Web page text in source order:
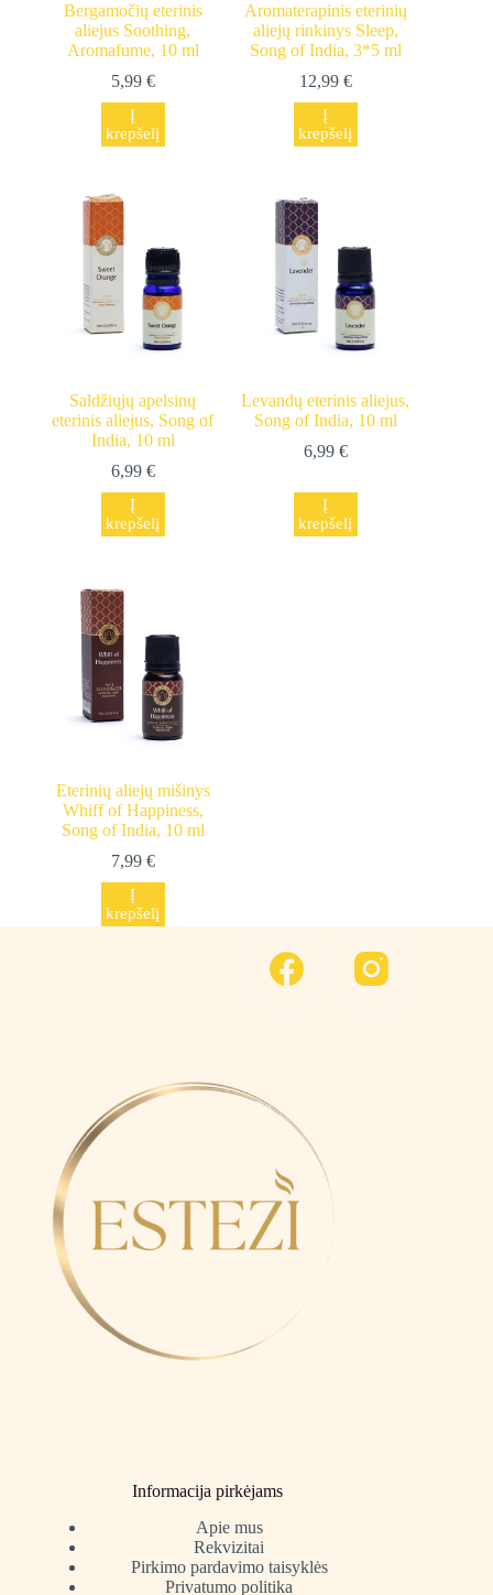
Bergamočių eterinis
aliejus Soothing,
Aromafume, 10 ml
5,99 €
Į
krepšelį
Aromaterapinis eterinių
aliejų rinkinys Sleep,
Song of India, 3*5 ml
12,99 €
Į
krepšelį
Saldžiųjų apelsinų
eterinis aliejus, Song of
India, 10 ml
6,99 €
Į
krepšelį
Levandų eterinis aliejus,
Song of India, 10 ml
6,99 €
Į
krepšelį
Eterinių aliejų mišinys
Whiff of Happiness,
Song of India, 10 ml
7,99 €
Į
krepšelį
Informacija pirkėjams
Apie mus
Rekvizitai
Pirkimo pardavimo taisyklės
Privatumo politika